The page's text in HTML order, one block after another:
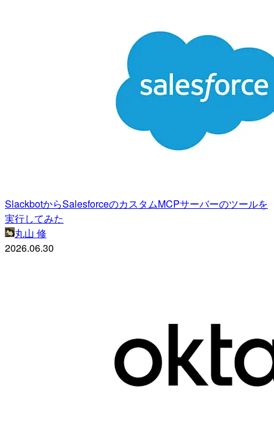
SlackbotからSalesforceのカスタムMCPサーバーのツールを
実行してみた
丸山 修
2026.06.30